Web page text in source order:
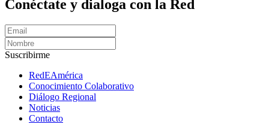
Conéctate y dialoga con la Red
Suscribirme
RedEAmérica
Conocimiento Colaborativo
Diálogo Regional
Noticias
Contacto